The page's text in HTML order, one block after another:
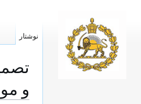
و
نوشتار